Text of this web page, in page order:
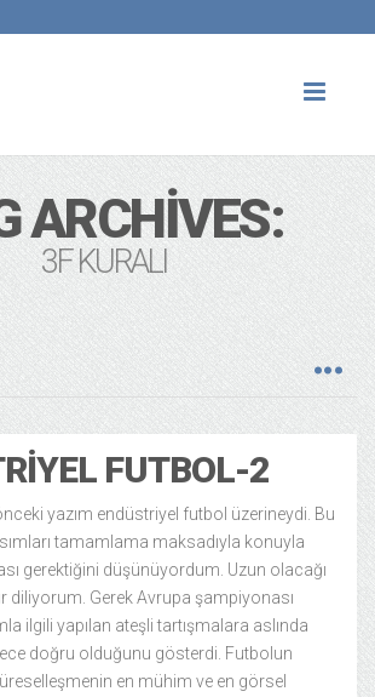
ARCHIVES:
3F KURALI
FUTBOL-2
yazım endüstriyel futbol üzerineydi. Bu
tamamlama maksadıyla konuyla
gerektiğini düşünüyordum. Uzun olacağı
diliyorum. Gerek Avrupa şampiyonası
ilgili yapılan ateşli tartışmalara aslında
doğru olduğunu gösterdi. Futbolun
en mühim ve en görsel